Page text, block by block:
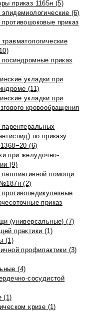
приказ 1165н (5)
(6)
приказ
приказ
укладки при
(11)
укладки при
кровообращения
по приказу
(6)
при желудочно-
(9)
паллиативной помощи
(2)
приказ
(универсальные) (7)
практики (1)
(1)
профилактики (3)
(4)
сосудистой
(1)
кризе (1)